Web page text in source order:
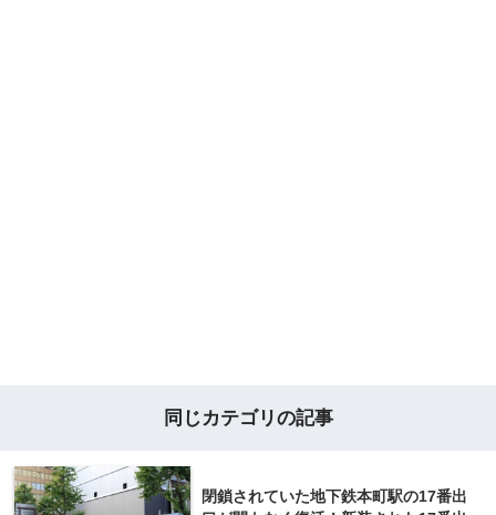
同じカテゴリの記事
閉鎖されていた地下鉄本町駅の17番出